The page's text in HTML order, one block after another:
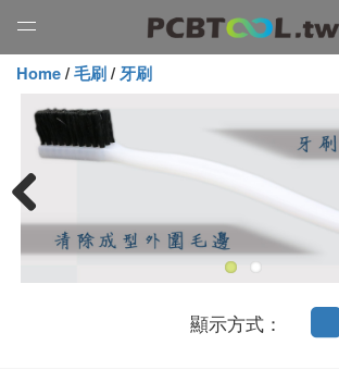
Menu
Home/毛刷/牙刷
Previous
顯示方式：